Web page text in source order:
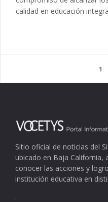
calidad en educación
1
Sitio oficial de noticias del
ubicado en Baja California,
conocer las acciones y
institución educativa en
.